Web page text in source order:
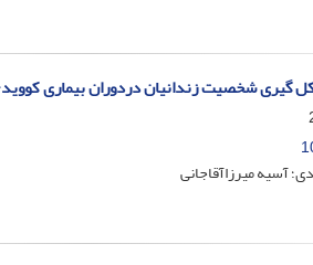
گیری شخصیت زندانیان دردوران بیماری کووید-
آسیه میرزاآقاجانی